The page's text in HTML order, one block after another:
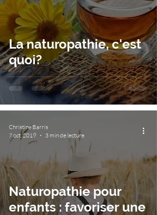
La naturopathie, c'est
quoi?
Naturopathie pour
enfants : favoriser une
Christine Barris
7 oct. 2019
3 min de lecture